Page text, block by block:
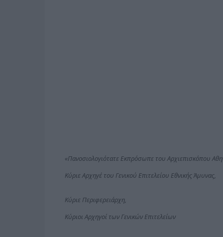
«Πανοσιολογιότατε Εκπρόσωπε του Αρχιεπισκόπου
Κύριε Αρχηγέ του Γενικού Επιτελείου Εθνικής Άμυνας,
Κύριε Περιφερειάρχη,
Κύριοι Αρχηγοί των Γενικών Επιτελείων